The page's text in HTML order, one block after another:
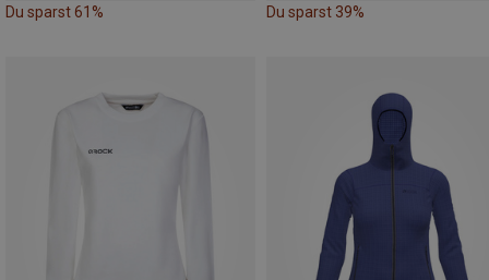
Du sparst 61% Du sparst 39%